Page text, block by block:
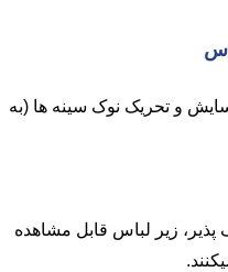
و تحریک نوک سینه ها (به
زیر لباس قابل مشاهده